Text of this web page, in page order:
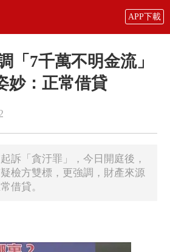
APP下載
「7千萬不明金流」
：正常借貸
訴「貪汙罪」，今日開庭後，
檢方雙標，更強調，財產來源
借貸。